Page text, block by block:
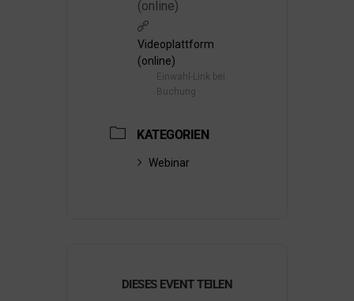
Videoplattform
(online)
Einwahl-Link bei
Buchung
KATEGORIEN
Webinar
DIESES EVENT TEILEN